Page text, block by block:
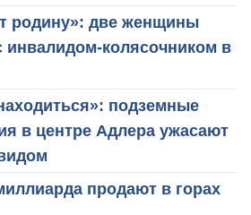
родину»: две женщины
инвалидом-колясочником в
подземные
в центре Адлера ужасают
продают в горах